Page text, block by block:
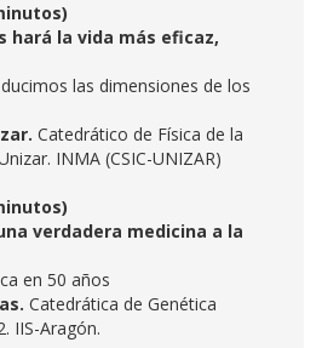
hará la vida más eficaz,
las dimensiones de los
Catedrático de Física de la
INMA (CSIC-UNIZAR)
verdadera medicina a la
en 50 años
Catedrática de Genética
IIS-Aragón.